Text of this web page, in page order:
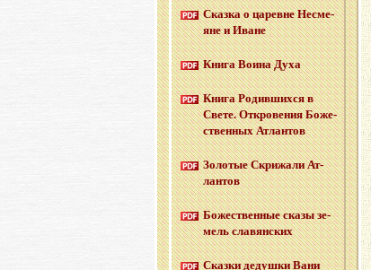
Сказ­ка о ца­ревне Несме­
яне и Иване
Книга Воина Духа
Книга Ро­див­ших­ся в
Свете. От­кро­ве­ния Бо­же­
ствен­ных Ат­лан­тов
Зо­ло­тые Cкри­жа­ли Ат­
лан­тов
Бо­же­ствен­ные сказы зе­
мель сла­вян­ских
Сказ­ки де­душ­ки Вани